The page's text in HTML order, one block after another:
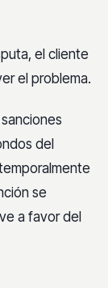
el cliente
el problema.
del
se
a favor del